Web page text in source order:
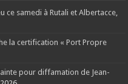
samedi à Rutali et Albertacce,
la certification « Port Propre
pour diffamation de Jean-